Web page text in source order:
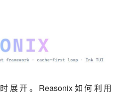
展开。Reasonix如何利用